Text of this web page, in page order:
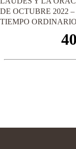
DE OCTUBRE 2022
TIEMPO